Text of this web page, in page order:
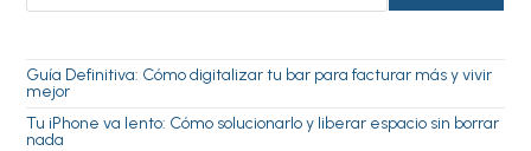
Guía Definitiva: Cómo digitalizar tu bar para facturar más y vivir
mejor
Tu iPhone va lento: Cómo solucionarlo y liberar espacio sin borrar
nada